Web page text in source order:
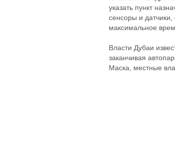
указать пункт
сенсоры и
максимальное
Власти Дубаи
заканчивая
Маска, местные